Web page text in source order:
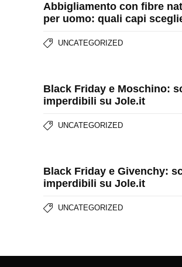
Abbigliamento con fibre
per uomo: quali capi
UNCATEGORIZED
Black Friday e Moschino:
imperdibili su Jole.it
UNCATEGORIZED
Black Friday e Givenchy:
imperdibili su Jole.it
UNCATEGORIZED